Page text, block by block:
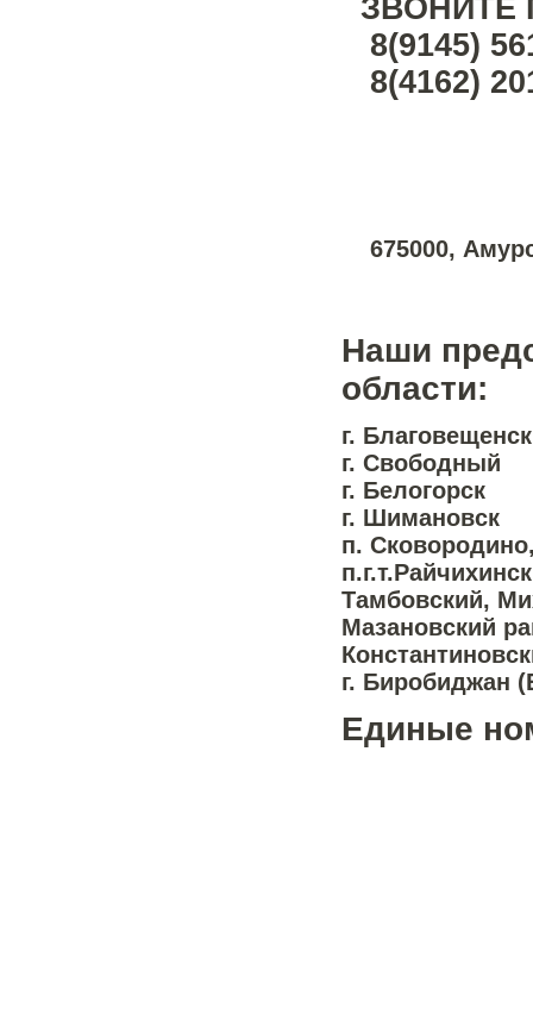
ЗВОНИТЕ
8(9145)
8(4162)
675000,
Наши
области:
г. Благовещенск
г. Свободный
г. Белогорск
г. Шимановск
п.
п.г.т.Райчихинск
Тамбовский,
Мазановский
г. Биробиджан
Единые